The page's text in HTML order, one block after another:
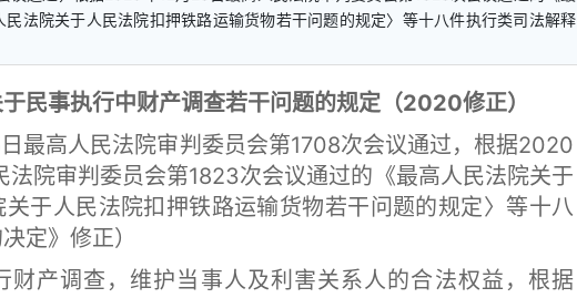
法院关于人民法院扣押铁路运输货物若干问题的规定〉等十八件执行类司法解释
民事执行中财产调查若干问题的规定（2020修正）
高人民法院审判委员会第1708次会议通过，根据2020
法院审判委员会第1823次会议通过的《最高人民法院关于
于人民法院扣押铁路运输货物若干问题的规定〉等十八
定》修正）
产调查，维护当事人及利害关系人的合法权益，根据